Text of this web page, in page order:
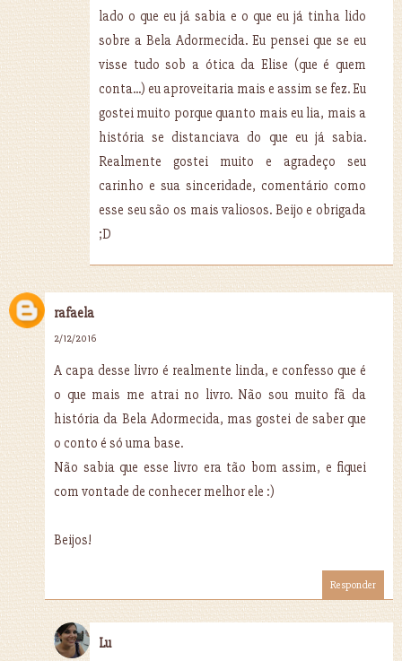
lado o que eu já sabia e o que eu já tinha lido
sobre a Bela Adormecida. Eu pensei que se eu
visse tudo sob a ótica da Elise (que é quem
conta...) eu aproveitaria mais e assim se fez. Eu
gostei muito porque quanto mais eu lia, mais a
história se distanciava do que eu já sabia.
Realmente gostei muito e agradeço seu
carinho e sua sinceridade, comentário como
esse seu são os mais valiosos. Beijo e obrigada
;D
rafaela
2/12/2016
A capa desse livro é realmente linda, e confesso que é
o que mais me atrai no livro. Não sou muito fã da
história da Bela Adormecida, mas gostei de saber que
o conto é só uma base.
Não sabia que esse livro era tão bom assim, e fiquei
com vontade de conhecer melhor ele :)
Beijos!
Responder
Lu